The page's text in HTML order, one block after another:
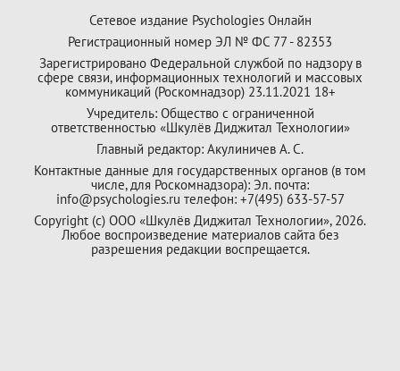
Сетевое издание Psychologies Онлайн
Регистрационный номер ЭЛ № ФС 77 - 82353
Зарегистрировано Федеральной службой по надзору в
сфере связи, информационных технологий и массовых
коммуникаций (Роскомнадзор) 23.11.2021 18+
Учредитель: Общество с ограниченной
ответственностью «Шкулёв Диджитал Технологии»
Главный редактор: Акулиничев А. С.
Контактные данные для государственных органов (в том
числе, для Роскомнадзора): Эл. почта:
info@psychologies.ru телефон: +7(495) 633-57-57
Copyright (с) ООО «Шкулёв Диджитал Технологии», 2026.
Любое воспроизведение материалов сайта без
разрешения редакции воспрещается.